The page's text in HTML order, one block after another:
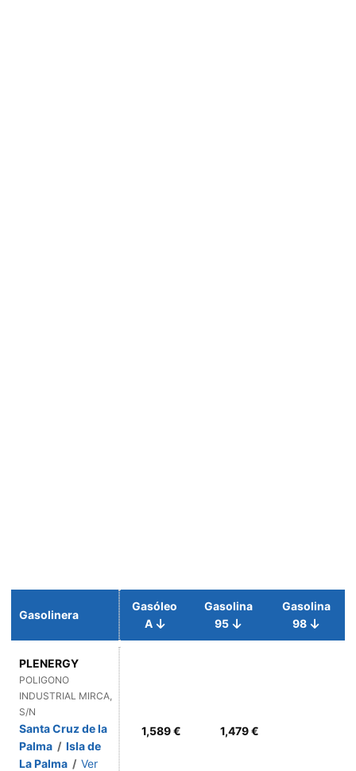
Gasolinera
Gasóleo
A
Gasolina
95
Gasolina
98
PLENERGY
POLIGONO
INDUSTRIAL MIRCA,
S/N
Santa Cruz de la
Palma / Isla de
La Palma / Ver
1,589 € 1,479 €